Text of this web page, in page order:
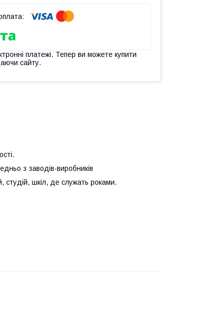
платежі. Тепер ви можете купити
сайту.
з заводів-виробників
студій, шкіл, де служать роками.